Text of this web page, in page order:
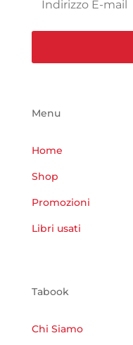
Menu
Home
Shop
Promozioni
Libri usati
Tabook
Chi Siamo